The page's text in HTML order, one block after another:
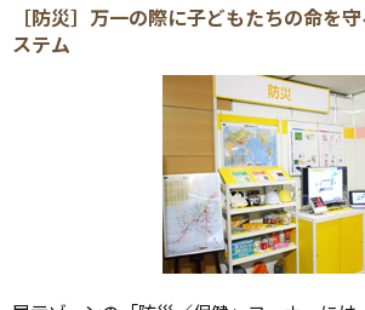
［防災］万一の際に子どもたちの命を
ステム